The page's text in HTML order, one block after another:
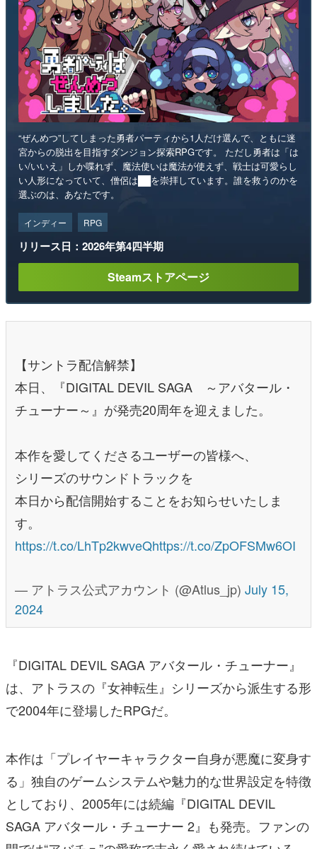
“ぜんめつ”してしまった勇者パーティから1人だけ選んで、ともに迷
宮からの脱出を目指すダンジョン探索RPGです。 ただし勇者は「は
い/いいえ」しか喋れず、魔法使いは魔法が使えず、戦士は可愛らし
い人形になっていて、僧侶は██を崇拝しています。誰を救うのかを
選ぶのは、あなたです。
インディー RPG
リリース日：2026年第4四半期
Steamストアページ
【サントラ配信解禁】
本日、『DIGITAL DEVIL SAGA ～アバタール・
チューナー～』が発売20周年を迎えました。
本作を愛してくださるユーザーの皆様へ、
シリーズのサウンドトラックを
本日から配信開始することをお知らせいたしま
す。
https://t.co/LhTp2kwveQhttps://t.co/ZpOFSMw6OI
— アトラス公式アカウント (@Atlus_jp) July 15,
2024
『DIGITAL DEVIL SAGA アバタール・チューナー』
は、アトラスの『女神転生』シリーズから派生する形
で2004年に登場したRPGだ。
本作は「プレイヤーキャラクター自身が悪魔に変身す
る」独自のゲームシステムや魅力的な世界設定を特徴
としており、2005年には続編『DIGITAL DEVIL
SAGA アバタール・チューナー 2』も発売。ファンの